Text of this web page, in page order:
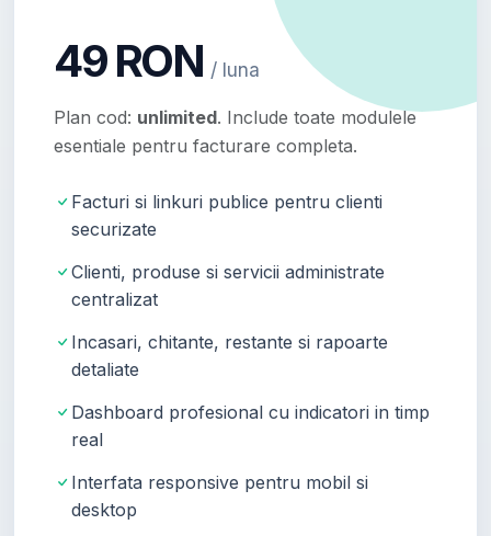
49 RON / luna
Plan cod: unlimited. Include toate modulele
esentiale pentru facturare completa.
Facturi si linkuri publice pentru clienti
securizate
Clienti, produse si servicii administrate
centralizat
Incasari, chitante, restante si rapoarte
detaliate
Dashboard profesional cu indicatori in timp
real
Interfata responsive pentru mobil si
desktop